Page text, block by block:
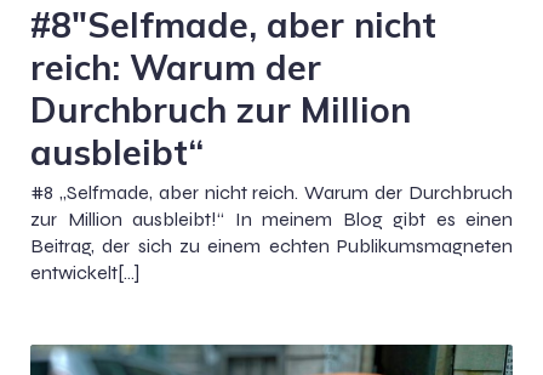
#8″Selfmade, aber nicht
reich: Warum der
Durchbruch zur Million
ausbleibt“
#8 „Selfmade, aber nicht reich. Warum der Durchbruch
zur Million ausbleibt!“ In meinem Blog gibt es einen
Beitrag, der sich zu einem echten Publikumsmagneten
entwickelt[…]